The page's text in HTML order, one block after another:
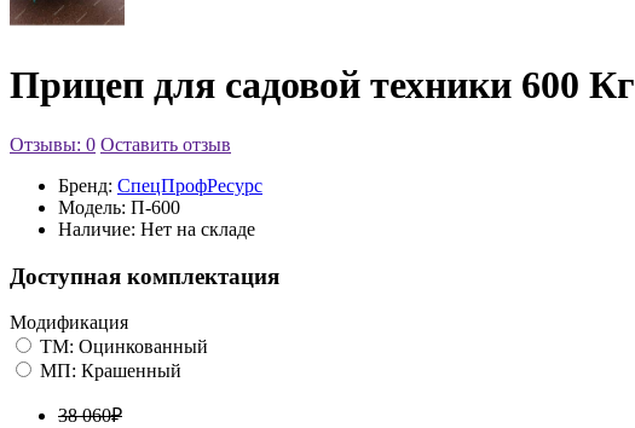
Прицеп для садовой техники 600 Кг
Отзывы: 0 Оставить отзыв
Бренд: СпецПрофРесурс
Модель: П-600
Наличие: Нет на складе
Доступная комплектация
Модификация
ТМ: Оцинкованный
МП: Крашенный
38 060₽